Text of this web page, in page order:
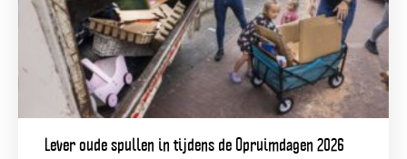
tijdens
Opruimdagen
2026Lever oude spullen in tijdens de Opruimdagen 2026